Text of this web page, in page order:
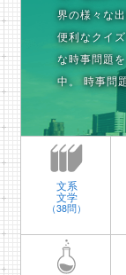
界の様々な
便利なクイズ
な時事問題を
中。
時事問
文系
文学
（38問）